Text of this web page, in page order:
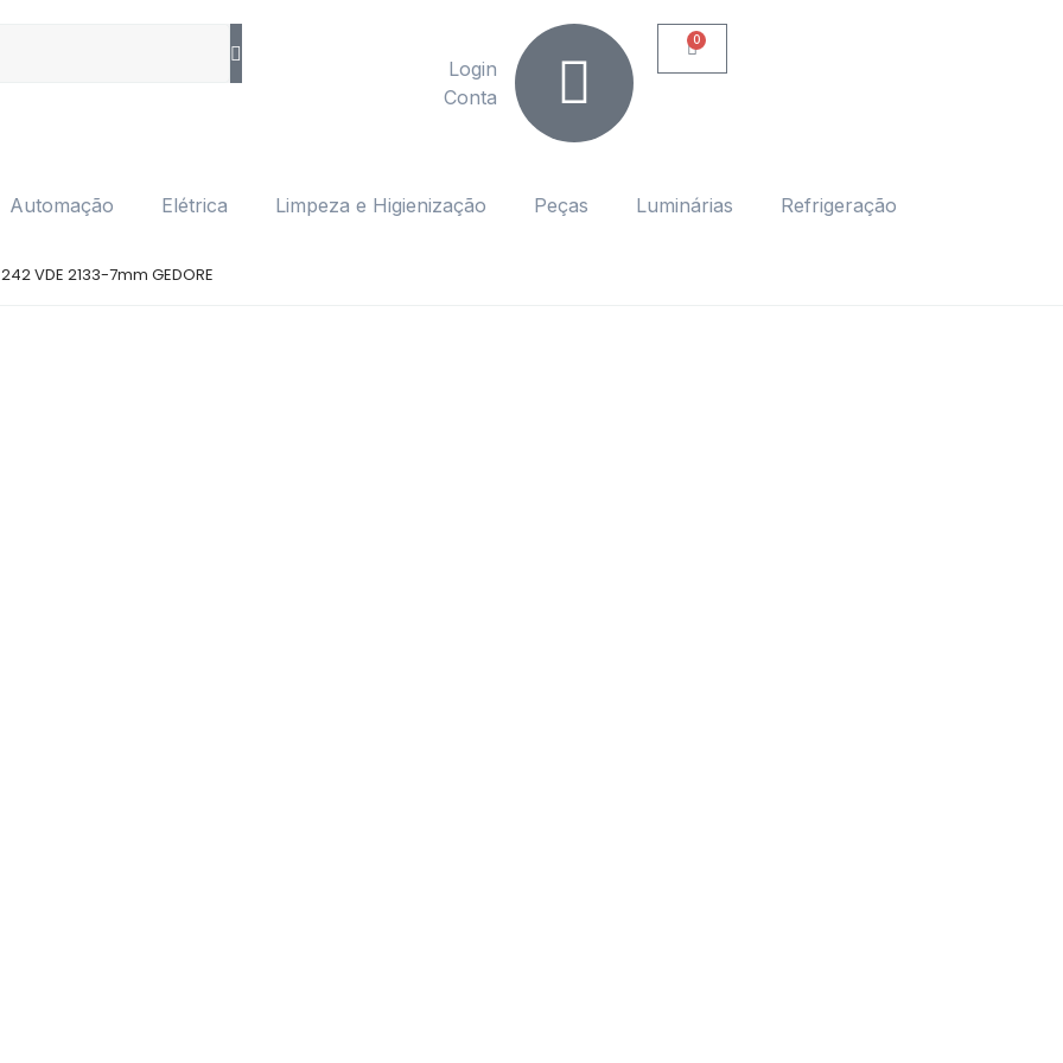
Login
Conta
0
Automação Elétrica Limpeza e Higienização Peças Luminárias Refrigeração
VDE 2133-7mm GEDORE